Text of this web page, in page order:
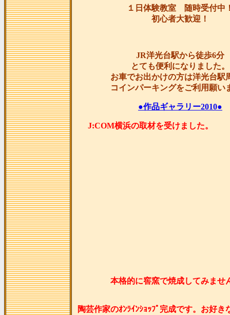
１日体験教室 随時受付中
初心者大歓迎！
JR洋光台駅から徒歩6分
とても便利になりました。
お車でお出かけの方は洋光台駅
コインパーキングをご利用願い
●作品ギャラリー2010●
J:COM横浜の取材を受け
本格的に窖窯で焼成してみませ
陶芸作家のｵﾝﾗｲﾝｼｮｯﾌﾟ完成です。お好き